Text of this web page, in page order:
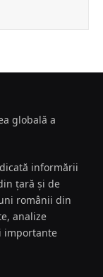
globală a
informării
țară și de
românii din
analize
importante